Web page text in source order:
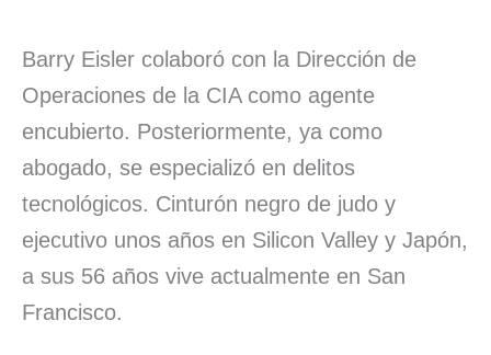
Barry Eisler colaboró con la Dirección de
Operaciones de la CIA como agente
encubierto. Posteriormente, ya como
abogado, se especializó en delitos
tecnológicos. Cinturón negro de judo y
ejecutivo unos años en Silicon Valley y Japón,
a sus 56 años vive actualmente en San
Francisco.